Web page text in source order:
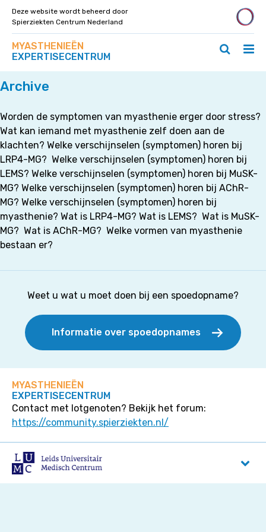
Deze website wordt beheerd door
Spierziekten Centrum Nederland
Navigeer
direct
naar
content
op
deze
site
MYASTHENIEËN
EXPERTISECENTRUM
/
Zoeken
/
Home » Ziektebeeld
Archive
Worden de symptomen van myasthenie erger door stress?
Wat kan iemand met myasthenie zelf doen aan de
klachten? Welke verschijnselen (symptomen) horen bij
LRP4-MG? Welke verschijnselen (symptomen) horen bij
LEMS? Welke verschijnselen (symptomen) horen bij MuSK-
MG? Welke verschijnselen (symptomen) horen bij AChR-
MG? Welke verschijnselen (symptomen) horen bij
myasthenie? Wat is LRP4-MG? Wat is LEMS? Wat is MuSK-
MG? Wat is AChR-MG? Welke vormen van myasthenie
bestaan er?
Weet u wat u moet doen bij een spoedopname?
Informatie over spoedopnames
MYASTHENIEËN
EXPERTISECENTRUM
Contact met lotgenoten? Bekijk het forum:
https://community.spierziekten.nl/